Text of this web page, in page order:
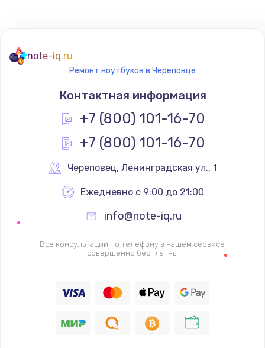
note-iq.ru
Ремонт ноутбуков в Череповце
Контактная информация
+7 (800) 101-16-70
+7 (800) 101-16-70
Череповец, Ленинградская ул., 1
Ежедневно с 9:00 до 21:00
info@note-iq.ru
Все консультации по телефону в нашем сервисе
совершенно бесплатны